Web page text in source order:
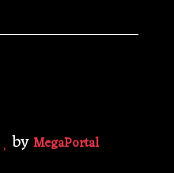
byMegaPortal